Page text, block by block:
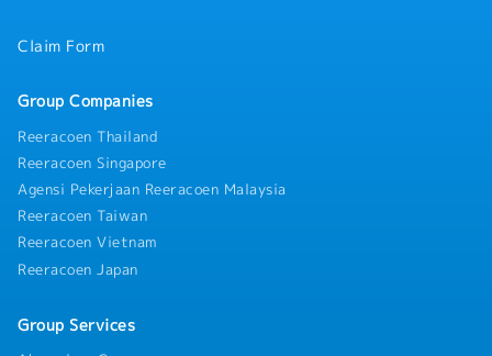
Claim Form
Group Companies
Reeracoen Thailand
Reeracoen Singapore
Agensi Pekerjaan Reeracoen Malaysia
Reeracoen Taiwan
Reeracoen Vietnam
Reeracoen Japan
Group Services